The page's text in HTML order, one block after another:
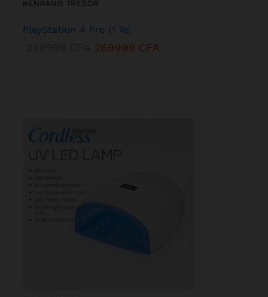
KENBANG TRÉSOR
PlayStation 4 Pro (1 To)
269999 CFA